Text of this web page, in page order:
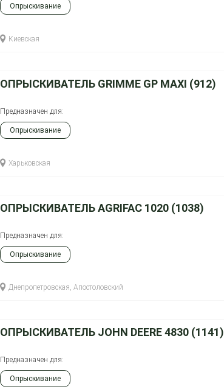
Опрыскивание
Киевская
ОПРЫСКИВАТЕЛЬ GRIMME GP MAXI (912)
Предназначен для:
Опрыскивание
Харьковская
ОПРЫСКИВАТЕЛЬ AGRIFAC 1020 (1038)
Предназначен для:
Опрыскивание
Днепропетровская, Апостоловский
ОПРЫСКИВАТЕЛЬ JOHN DEERE 4830 (1141)
Предназначен для:
Опрыскивание